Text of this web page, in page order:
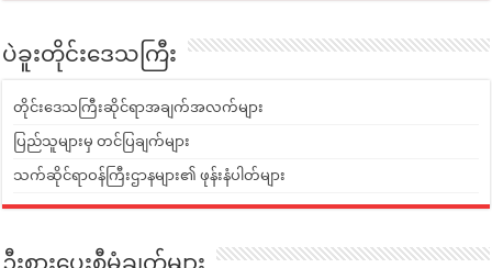
ပဲခူးတိုင်းဒေသကြီး
တိုင်းဒေသကြီးဆိုင်ရာအချက်အလက်များ
ပြည်သူများမှ တင်ပြချက်များ
သက်ဆိုင်ရာဝန်ကြီးဌာနများ၏ ဖုန်းနံပါတ်များ